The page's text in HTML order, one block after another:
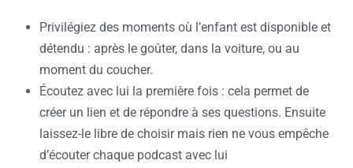
Privilégiez des moments où l’enfant est disponible et
détendu : après le goûter, dans la voiture, ou au
moment du coucher.
Écoutez avec lui la première fois : cela permet de
créer un lien et de répondre à ses questions. Ensuite
laissez-le libre de choisir mais rien ne vous empêche
d’écouter chaque podcast avec lui